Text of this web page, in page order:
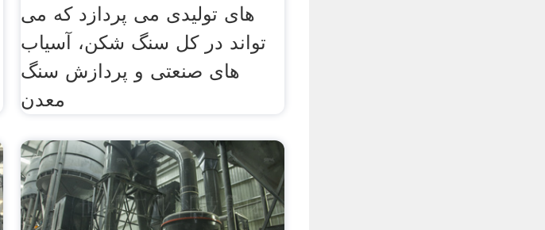
های تولیدی می پردازد که می
تواند در کل سنگ شکن، آسیاب
های صنعتی و پردازش سنگ
معدن